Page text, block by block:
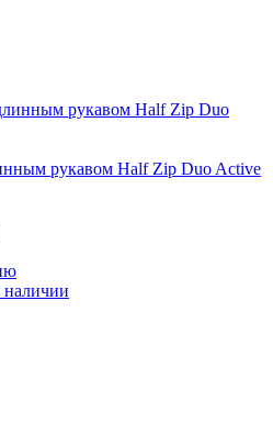
рукавом Half Zip Duo Active